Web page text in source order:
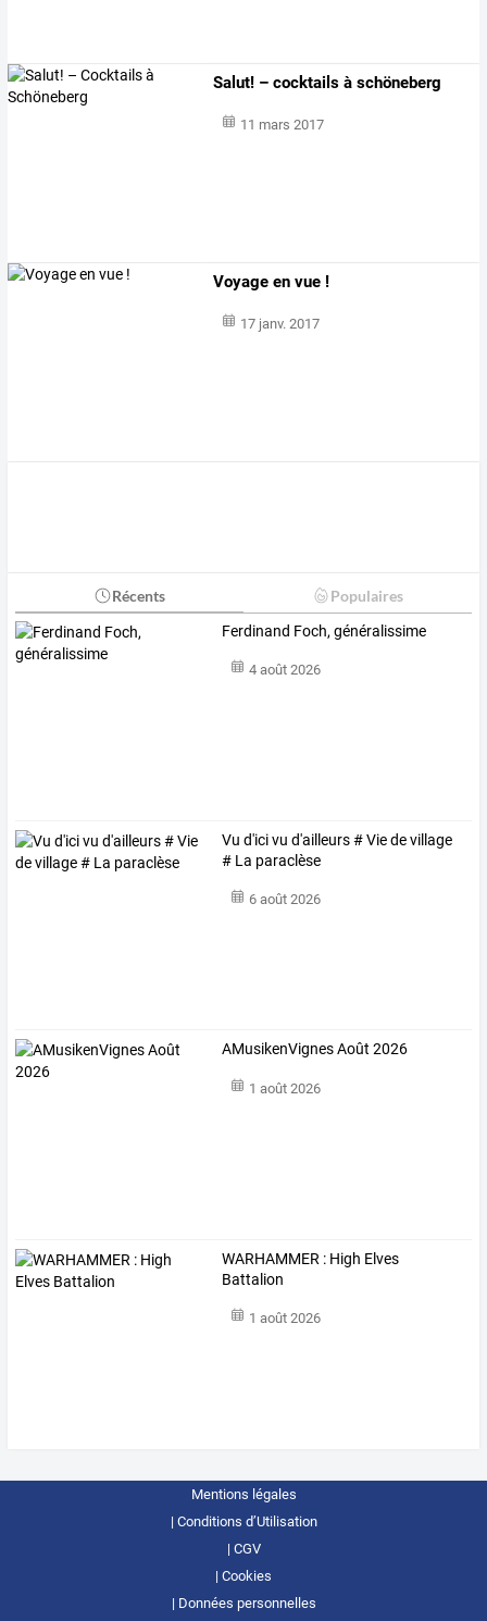
Salut! – cocktails à schöneberg
11 mars 2017
Voyage en vue !
17 janv. 2017
Récents Populaires
Ferdinand Foch, généralissime
4 août 2026
Vu d'ici vu d'ailleurs # Vie de village
# La paraclèse
6 août 2026
AMusikenVignes Août 2026
1 août 2026
WARHAMMER : High Elves
Battalion
1 août 2026
Mentions légales
Conditions d’Utilisation
CGV
Cookies
Données personnelles